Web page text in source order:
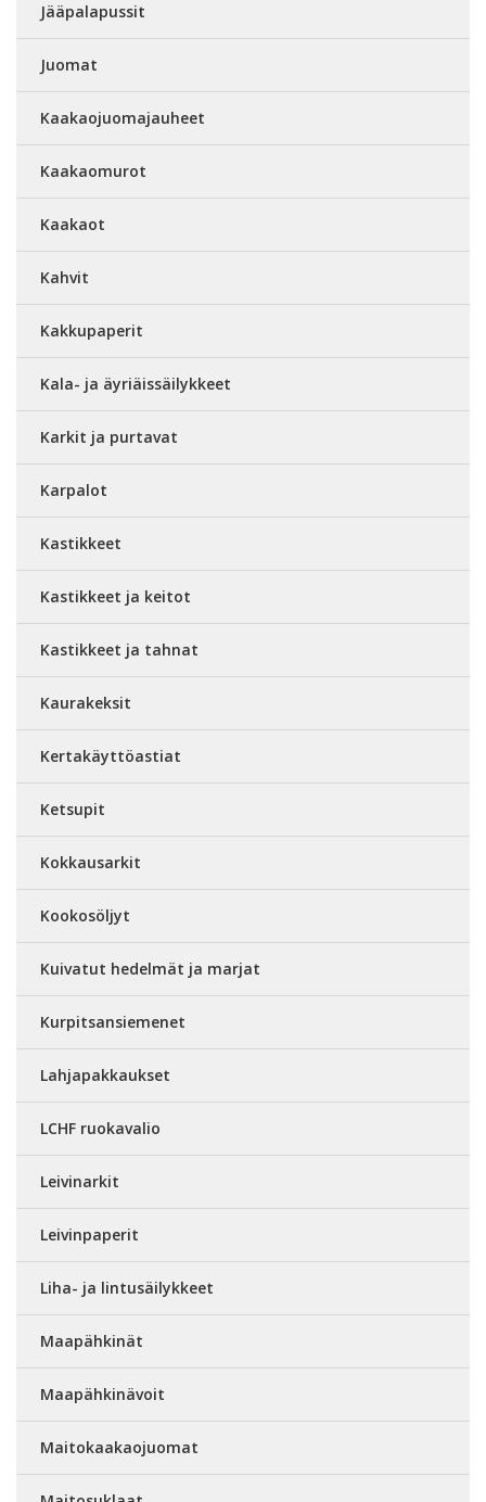
Jääpalapussit
Juomat
Kaakaojuomajauheet
Kaakaomurot
Kaakaot
Kahvit
Kakkupaperit
Kala- ja äyriäissäilykkeet
Karkit ja purtavat
Karpalot
Kastikkeet
Kastikkeet ja keitot
Kastikkeet ja tahnat
Kaurakeksit
Kertakäyttöastiat
Ketsupit
Kokkausarkit
Kookosöljyt
Kuivatut hedelmät ja marjat
Kurpitsansiemenet
Lahjapakkaukset
LCHF ruokavalio
Leivinarkit
Leivinpaperit
Liha- ja lintusäilykkeet
Maapähkinät
Maapähkinävoit
Maitokaakaojuomat